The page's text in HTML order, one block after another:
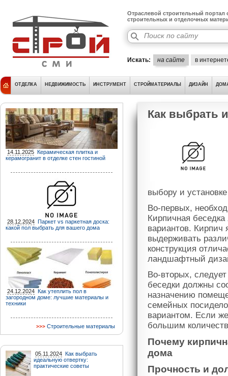
Отраслевой строительный портал
строительных и отделочных
Искать: на сайте в
ОТДЕЛКА НЕДВИЖИМОСТЬ ИНСТРУМЕНТ СТРОЙМАТЕРИАЛЫ ДИЗАЙН
14.11.2025 Керамическая плитка и
керамогранит в отделке стен гостиной
28.12.2024 Паркет vs паркетная доска:
какой пол выбрать для вашего дома
24.12.2024 Как утеплить пол в
загородном доме: лучшие материалы и
техники
Строительные материалы
05.11.2024 Как выбрать
идеальную отвертку:
практические советы
Как выбрать
выбору и
Во-первых,
Кирпичная
вариантов.
выдерживать
конструкция
ландшафтный
Во-вторых,
беседки должны
назначению
семейных
вариантом. Если
большим
Почему
дома
Прочность и